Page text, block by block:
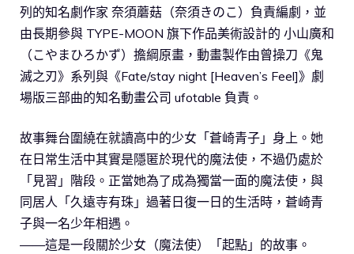
列的知名劇作家 奈須蘑菇（奈須きのこ）負責編劇，並
由長期參與 TYPE-MOON 旗下作品美術設計的 小山廣和
（こやまひろかず）擔綱原畫，動畫製作由曾操刀《鬼
滅之刃》系列與《Fate/stay night [Heaven’s Feel]》劇
場版三部曲的知名動畫公司 ufotable 負責。
故事舞台圍繞在就讀高中的少女「蒼崎青子」身上。她
在日常生活中其實是隱匿於現代的魔法使，不過仍處於
「見習」階段。正當她為了成為獨當一面的魔法使，與
同居人「久遠寺有珠」過著日復一日的生活時，蒼崎青
子與一名少年相遇。
——這是一段關於少女（魔法使）「起點」的故事。